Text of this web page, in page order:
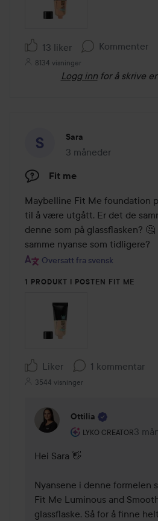
13 liker Kommenter
8134 visninger
Logg inn for å skrive
Sara
3 måneder
Innlegget ble
Fit me
Maybelline Fit Me foundation
til å være utgått. Er det de
denne som på glassflasken? 🤔
samme nyanse som tidligere?
Oversatt fra svensk
1 PRODUKT I POSTEN FIT ME
Liker 1 kommentar
3544 visninger
Ottilia
LYKO CREATOR
Brukerens rolle: Lyko
3
Hei Sara 👋
Nyansene i denne formelen
Fit Me Luminous and
glassflaske. Så for å finne